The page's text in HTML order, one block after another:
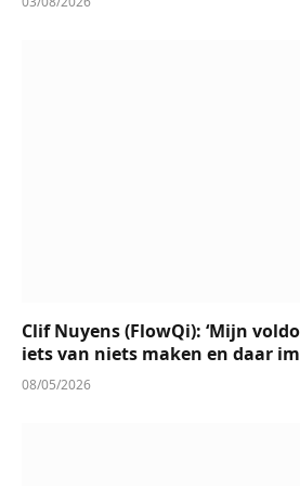
Clif Nuyens (FlowQi): ‘Mijn
iets van niets maken en daar
08/05/2026